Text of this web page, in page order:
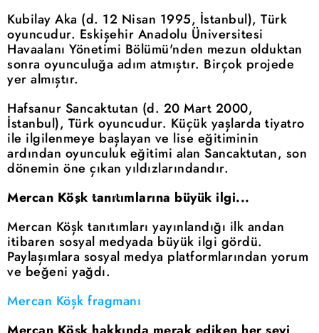
Kubilay Aka (d. 12 Nisan 1995, İstanbul), Türk
oyuncudur. Eskişehir Anadolu Üniversitesi
Havaalanı Yönetimi Bölümü'nden mezun olduktan
sonra oyunculuğa adım atmıştır. Birçok projede
yer almıştır.
Hafsanur Sancaktutan (d. 20 Mart 2000,
İstanbul), Türk oyuncudur. Küçük yaşlarda tiyatro
ile ilgilenmeye başlayan ve lise eğitiminin
ardından oyunculuk eğitimi alan Sancaktutan, son
dönemin öne çıkan yıldızlarındandır.
Mercan Köşk tanıtımlarına büyük ilgi...
Mercan Köşk tanıtımları yayınlandığı ilk andan
itibaren sosyal medyada büyük ilgi gördü.
Paylaşımlara sosyal medya platformlarından yorum
ve beğeni yağdı.
Mercan Köşk fragmanı